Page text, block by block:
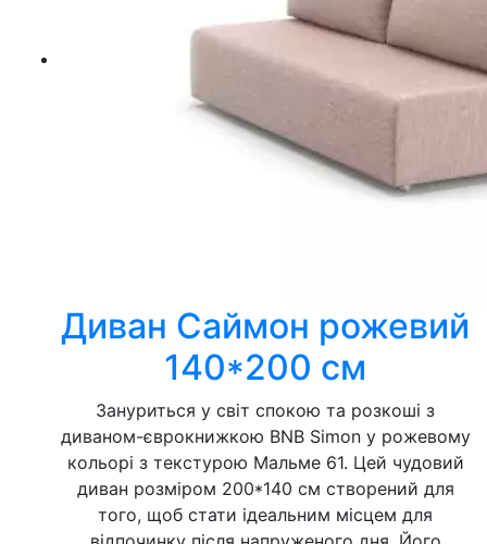
Диван Саймон рожевий
140*200 см
Зануриться у світ спокою та розкоші з
диваном-єврокнижкою BNB Simon у рожевому
кольорі з текстурою Мальме 61. Цей чудовий
диван розміром 200*140 см створений для
того, щоб стати ідеальним місцем для